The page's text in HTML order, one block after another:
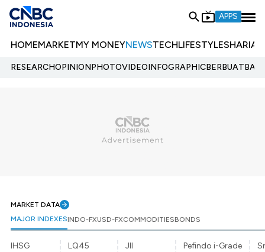
APPS
HOMEMARKETMY MONEYNEWSTECHLIFESTYLESHARIA
RESEARCHOPINIONPHOTOVIDEOINFOGRAPHIC
MARKET DATA
MAJOR INDEXESINDO-FXUSD-FXCOMMODITIESBONDS
IHSG
LQ45
JII
Pefindo i-Grade